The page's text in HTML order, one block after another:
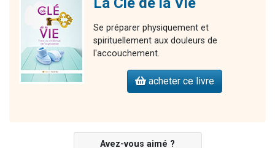
Se préparer physiquement et
spirituellement aux douleurs de
l'accouchement.
acheter ce livre
Avez-vous aimé ?